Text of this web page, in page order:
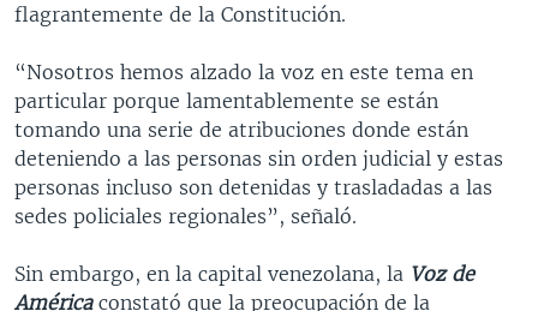
flagrantemente de la Constitución.
“Nosotros hemos alzado la voz en este tema en
particular porque lamentablemente se están
tomando una serie de atribuciones donde están
deteniendo a las personas sin orden judicial y estas
personas incluso son detenidas y trasladadas a las
sedes policiales regionales”, señaló.
Sin embargo, en la capital venezolana, la Voz de
Américaconstató que la preocupación de la